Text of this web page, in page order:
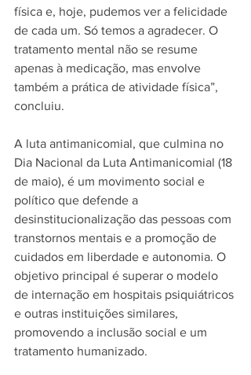
física e, hoje, pudemos ver a felicidade
de cada um. Só temos a agradecer. O
tratamento mental não se resume
apenas à medicação, mas envolve
também a prática de atividade física”,
concluiu.
A luta antimanicomial, que culmina no
Dia Nacional da Luta Antimanicomial (18
de maio), é um movimento social e
político que defende a
desinstitucionalização das pessoas com
transtornos mentais e a promoção de
cuidados em liberdade e autonomia. O
objetivo principal é superar o modelo
de internação em hospitais psiquiátricos
e outras instituições similares,
promovendo a inclusão social e um
tratamento humanizado.